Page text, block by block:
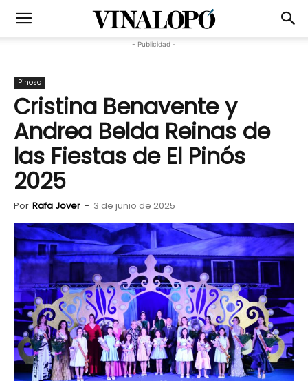
- Publicidad -
Pinoso
Cristina Benavente y
Andrea Belda Reinas de
las Fiestas de El Pinós
2025
Por Rafa Jover - 3 de junio de 2025